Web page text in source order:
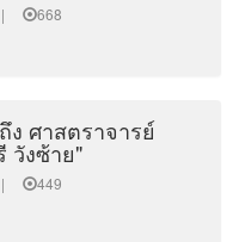
| 668
ง ศาสตราจารย์
วังซ้าย"
| 449